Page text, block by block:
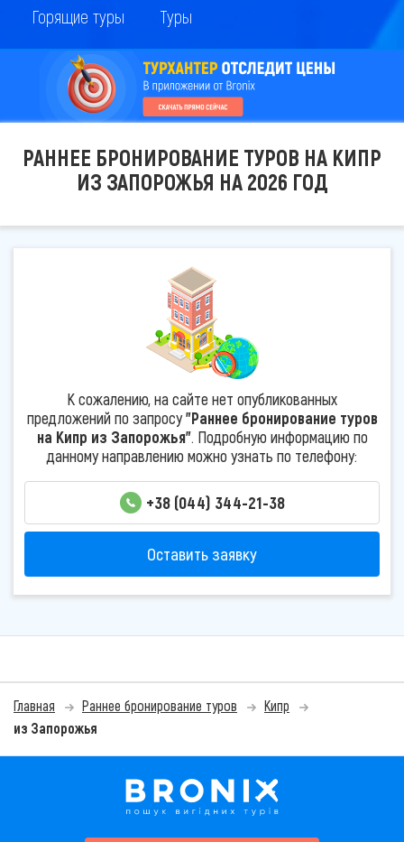
Горящие туры Туры
РАННЕЕ БРОНИРОВАНИЕ ТУРОВ НА КИПР
ИЗ ЗАПОРОЖЬЯ НА 2026 ГОД
К сожалению, на сайте нет опубликованных
предложений по запросу"Раннее бронирование туров
на Кипр из Запорожья". Подробную информацию по
данному направлению можно узнать по телефону:
+38 (044) 344-21-38
Оставить заявку
Главная Раннее бронирование туров
Кипр
из Запорожья